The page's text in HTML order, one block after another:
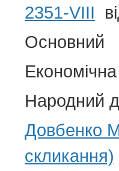
2351-VIII
Основний
Народний
Довбенко
скликання)